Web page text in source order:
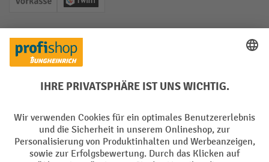
Vorkasse Twint
Soziale Netzwerke
Facebook
YouTube
LinkedInInstagram
Sprachen
DE FR